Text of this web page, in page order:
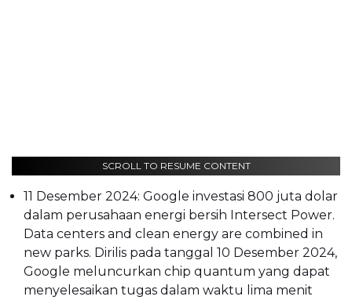
SCROLL TO RESUME CONTENT
11 Desember 2024: Google investasi 800 juta dolar
dalam perusahaan energi bersih Intersect Power.
Data centers and clean energy are combined in
new parks. Dirilis pada tanggal 10 Desember 2024,
Google meluncurkan chip quantum yang dapat
menyelesaikan tugas dalam waktu lima menit